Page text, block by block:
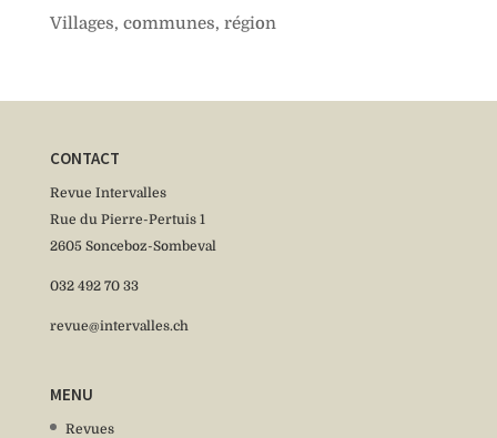
Villages, communes, région
CONTACT
Revue Intervalles
Rue du Pierre-Pertuis 1
2605 Sonceboz-Sombeval
032 492 70 33
revue@intervalles.ch
MENU
Revues